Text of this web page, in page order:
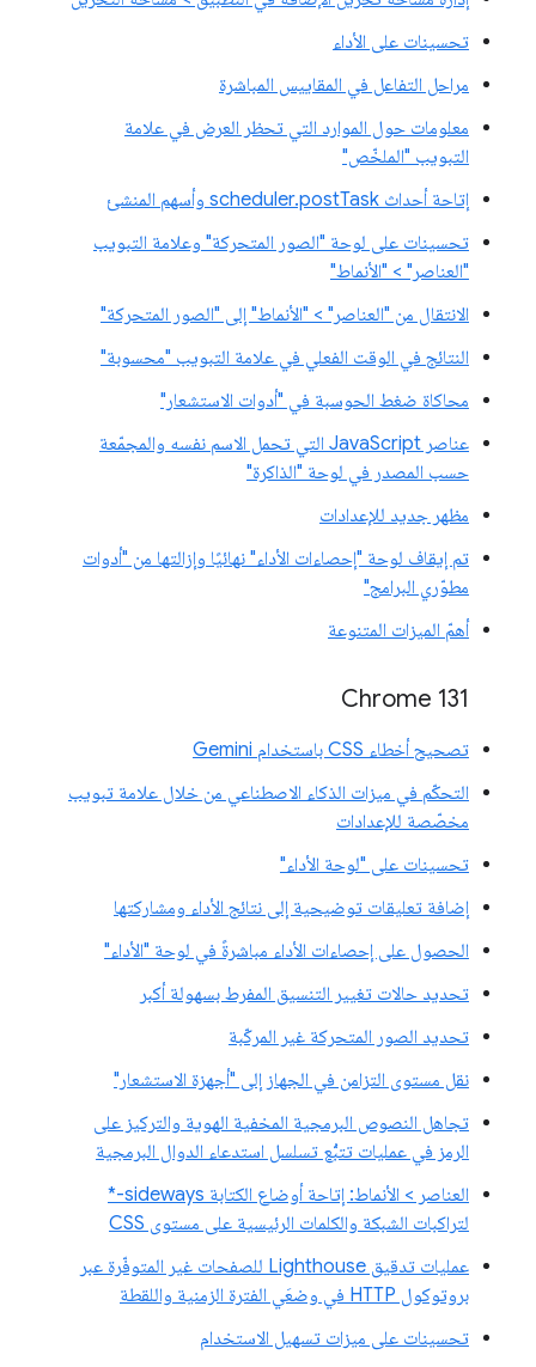
تحسينات على الأداء
مراحل التفاعل في المقاييس المباشرة
معلومات حول الموارد التي تحظر العرض في علامة
التبويب "الملخّص"
إتاحة أحداث scheduler.postTask وأسهم المنشئ
تحسينات على لوحة "الصور المتحركة" وعلامة التبويب
"العناصر" > "الأنماط"
الانتقال من "العناصر" > "الأنماط" إلى "الصور المتحركة"
النتائج في الوقت الفعلي في علامة التبويب "محسوبة"
محاكاة ضغط الحوسبة في "أدوات الاستشعار"
عناصر JavaScript التي تحمل الاسم نفسه والمجمّعة
حسب المصدر في لوحة "الذاكرة"
مظهر جديد للإعدادات
تم إيقاف لوحة "إحصاءات الأداء" نهائيًا وإزالتها من "أدوات
مطوّري البرامج"
أهمّ الميزات المتنوعة
Chrome 131
تصحيح أخطاء CSS باستخدام Gemini
التحكّم في ميزات الذكاء الاصطناعي من خلال علامة تبويب
مخصّصة للإعدادات
تحسينات على "لوحة الأداء"
إضافة تعليقات توضيحية إلى نتائج الأداء ومشاركتها
الحصول على إحصاءات الأداء مباشرةً في لوحة "الأداء"
تحديد حالات تغيير التنسيق المفرط بسهولة أكبر
تحديد الصور المتحركة غير المركّبة
نقل مستوى التزامن في الجهاز إلى "أجهزة الاستشعار"
تجاهل النصوص البرمجية المخفية الهوية والتركيز على
الرمز في عمليات تتبُّع تسلسل استدعاء الدوال البرمجية
العناصر > الأنماط: إتاحة أوضاع الكتابة sideways-*
لتراكبات الشبكة والكلمات الرئيسية على مستوى CSS
عمليات تدقيق Lighthouse للصفحات غير المتوفّرة عبر
بروتوكول HTTP في وضعَي الفترة الزمنية واللقطة
تحسينات على ميزات تسهيل الاستخدام